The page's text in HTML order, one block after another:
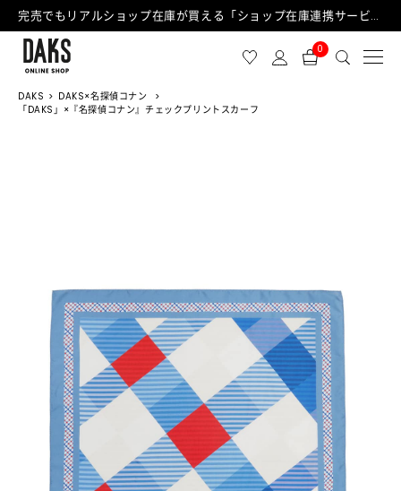
完売でもリアルショップ在庫が買える「ショップ在庫連携サービス」が日中もご利用可能になりました！
0
DAKS
DAKS×名探偵コナン
「DAKS」×『名探偵コナン』チェックプリントスカーフ